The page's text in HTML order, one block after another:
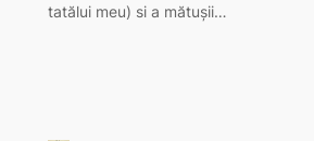
tatălui meu) si a mătușii…